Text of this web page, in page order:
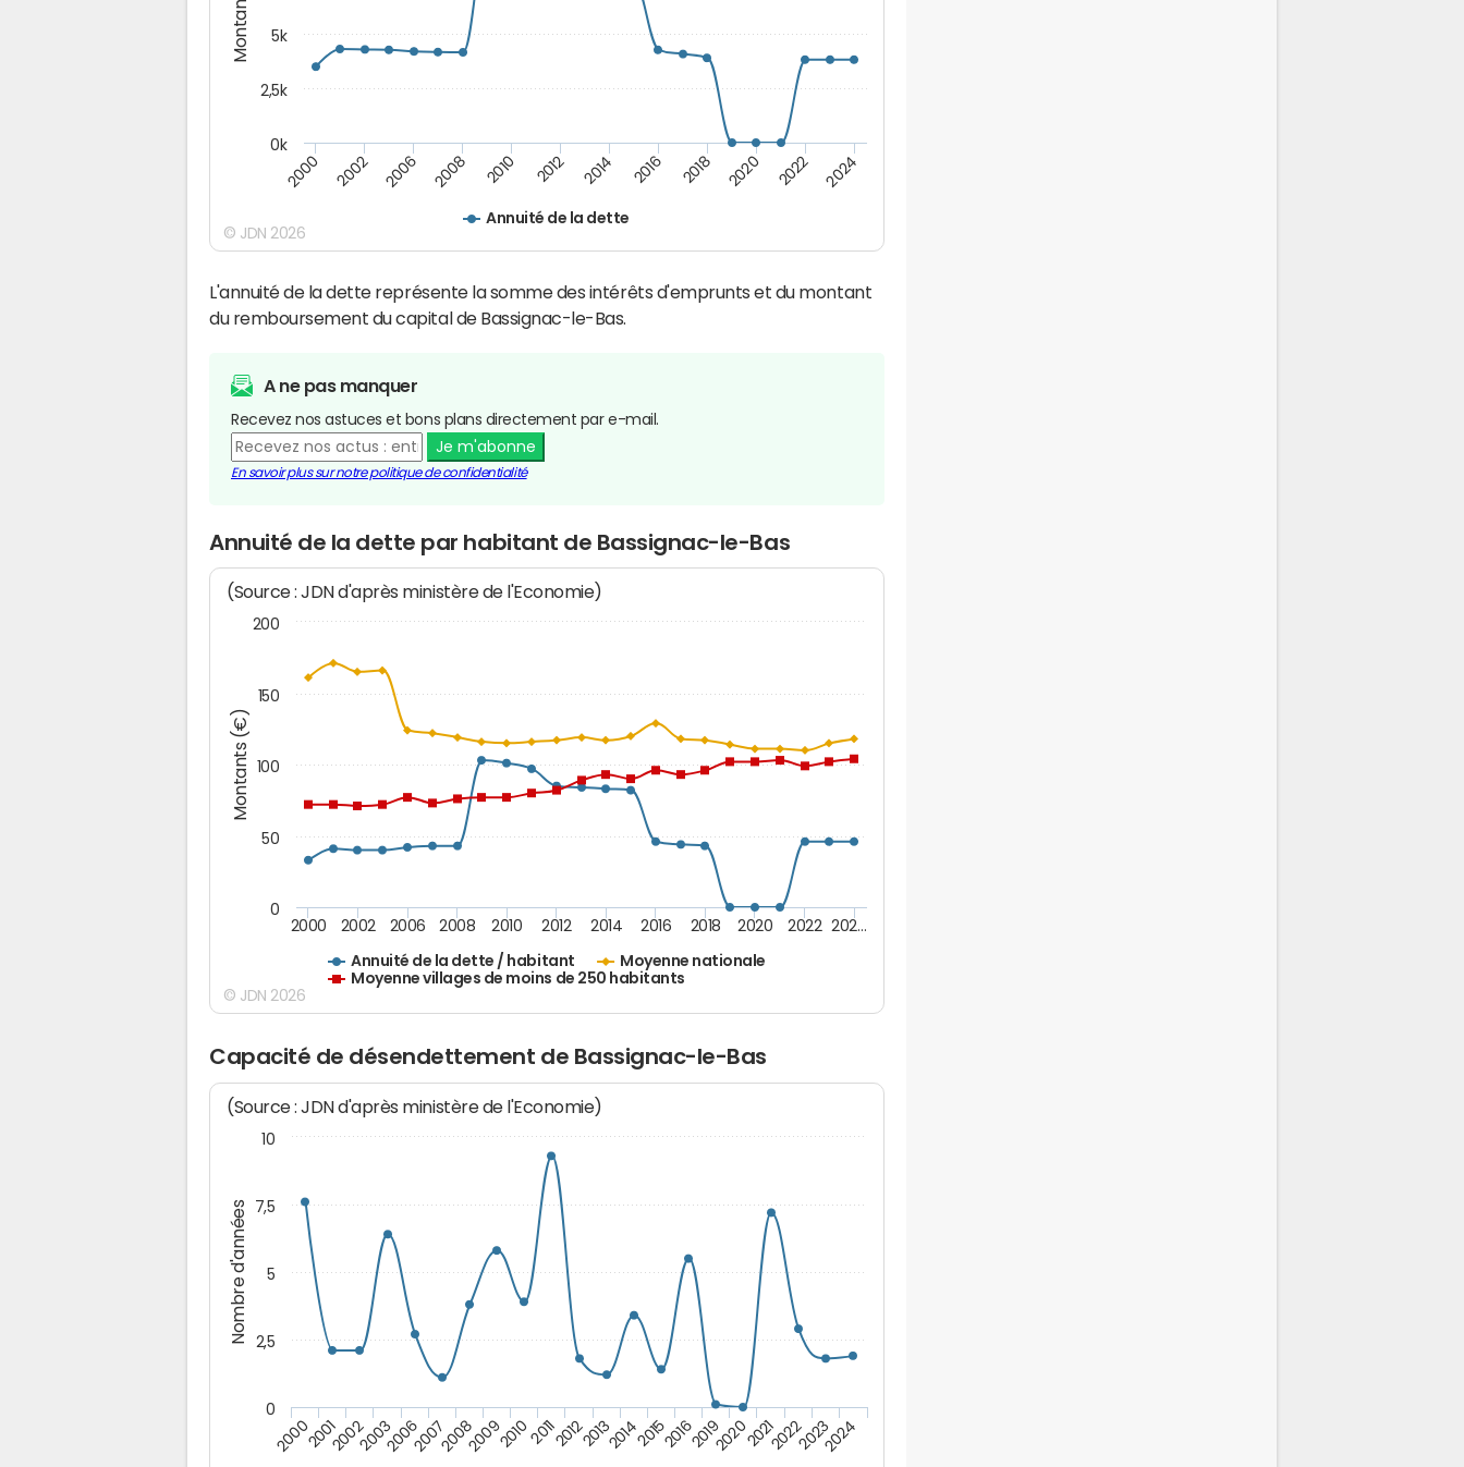
Annuité de la dette
2000 2002 2006 2008 2010 2012 2014 2016 2018 2020 2022 2024
0k
2,5k
5k
© JDN 2026
L'annuité de la dette représente la somme des intérêts d'emprunts et du montant
du remboursement du capital de Bassignac-le-Bas.
A ne pas manquer
Recevez nos astuces et bons plans directement par e-mail.
Je m'abonne
En savoir plus sur notre politique de confidentialité
Annuité de la dette par habitant de Bassignac-le-Bas
Montants (€)
(Source : JDN d'après ministère de l'Economie)
Annuité de la dette / habitant
Moyenne nationale
Moyenne villages de moins de 250 habitants
2000 2002 2006 2008 2010 2012 2014 2016 2018 2020 2022 202…
0
50
100
150
200
© JDN 2026
Capacité de désendettement de Bassignac-le-Bas
Nombre d'années
(Source : JDN d'après ministère de l'Economie)
200020012002200320062007200820092010201120122013201420152016201920202021202220232024
0
2,5
5
7,5
10